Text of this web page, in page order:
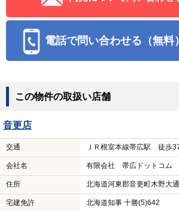
電話で問い合わせる（無料）
この物件の取扱い店舗
音更店
交通 ＪＲ根室本線帯広駅 徒歩
会社名 有限会社 帯広ドットコム
住所 北海道河東郡音更町木野大
宅建免許 北海道知事 十勝(5)642